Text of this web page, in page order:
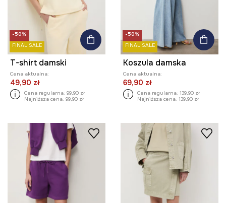
-50%
FINAL SALE
T-shirt damski
Cena aktualna:
49,90 zł
Cena regularna: 99,90 zł
Najniższa cena: 99,90 zł
-50%
FINAL SALE
Koszula damska
Cena aktualna:
69,90 zł
Cena regularna: 139,90 zł
Najniższa cena: 139,90 zł